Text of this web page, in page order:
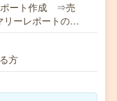
ポート作成 ⇒売
リーレポートの…
方